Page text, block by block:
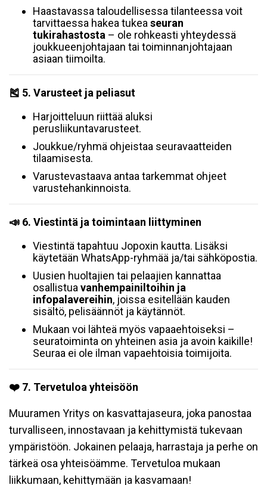
Haastavassa taloudellisessa tilanteessa voit
tarvittaessa hakea tukea seuran
tukirahastosta – ole rohkeasti yhteydessä
joukkueenjohtajaan tai toiminnanjohtajaan
asiaan tiimoilta.
🎽 5. Varusteet ja peliasut
Harjoitteluun riittää aluksi
perusliikuntavarusteet.
Joukkue/ryhmä ohjeistaa seuravaatteiden
tilaamisesta.
Varustevastaava antaa tarkemmat ohjeet
varustehankinnoista.
📣 6. Viestintä ja toimintaan liittyminen
Viestintä tapahtuu Jopoxin kautta. Lisäksi
käytetään WhatsApp-ryhmää ja/tai sähköpostia.
Uusien huoltajien tai pelaajien kannattaa
osallistua vanhempainiltoihin ja
infopalavereihin, joissa esitellään kauden
sisältö, pelisäännöt ja käytännöt.
Mukaan voi lähteä myös vapaaehtoiseksi –
seuratoiminta on yhteinen asia ja avoin kaikille!
Seuraa ei ole ilman vapaehtoisia toimijoita.
❤️ 7. Tervetuloa yhteisöön
Muuramen Yritys on kasvattajaseura, joka panostaa
turvalliseen, innostavaan ja kehittymistä tukevaan
ympäristöön. Jokainen pelaaja, harrastaja ja perhe on
tärkeä osa yhteisöämme. Tervetuloa mukaan
liikkumaan, kehittymään ja kasvamaan!